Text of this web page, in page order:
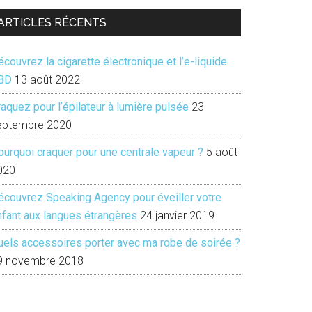
RÉCENTS
la cigarette électronique et l’e-liquide
13 août 2022
pour l’épilateur à lumière pulsée 23
2020
craquer pour une centrale vapeur ? 5 août
Speaking Agency pour éveiller votre
aux langues étrangères 24 janvier 2019
accessoires porter avec ma robe de soirée ?
novembre 2018